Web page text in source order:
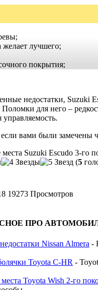
желает лучшего;
покрытия;
недостатки, Suzuki
Поломки для него –
вами были замечены
Suzuki Escudo 3-го
(5
19273 Просмотров
ПРО
Nissan Almera -
Toyota C-HR -
Toyota Wish 2-го